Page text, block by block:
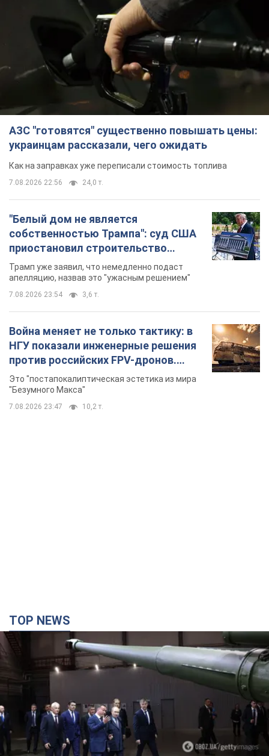
АЗС "готовятся" существенно повышать цены:
украинцам рассказали, чего ожидать
Как на заправках уже переписали стоимость топлива
7.08.2026 22:56 24,0 т.
"Белый дом не является
собственностью Трампа": суд США
приостановил строительство
бального зала стоимостью 400 млн
долларов
Трамп уже заявил, что немедленно подаст
апелляцию, назвав это "ужасным решением"
7.08.2026 23:54 3,6 т.
Война меняет не только тактику: в
НГУ показали инженерные решения
против российских FPV-дронов.
Фото
Это "постапокалиптическая эстетика из мира
"Безумного Макса"
7.08.2026 23:47 10,2 т.
TOP NEWS